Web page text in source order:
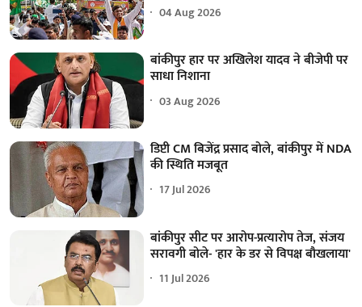
04 Aug 2026
बांकीपुर हार पर अखिलेश यादव ने बीजेपी पर
साधा निशाना
03 Aug 2026
डिप्टी CM बिजेंद्र प्रसाद बोले, बांकीपुर में NDA
की स्थिति मजबूत
17 Jul 2026
बांकीपुर सीट पर आरोप-प्रत्यारोप तेज, संजय
सरावगी बोले- 'हार के डर से विपक्ष बौखलाया'
11 Jul 2026